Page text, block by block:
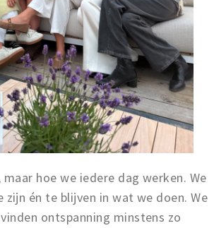
hoe we iedere dag werken. We
én te blijven in wat we doen. We
ontspanning minstens zo